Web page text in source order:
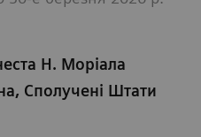
Н. Моріала
Сполучені Штати